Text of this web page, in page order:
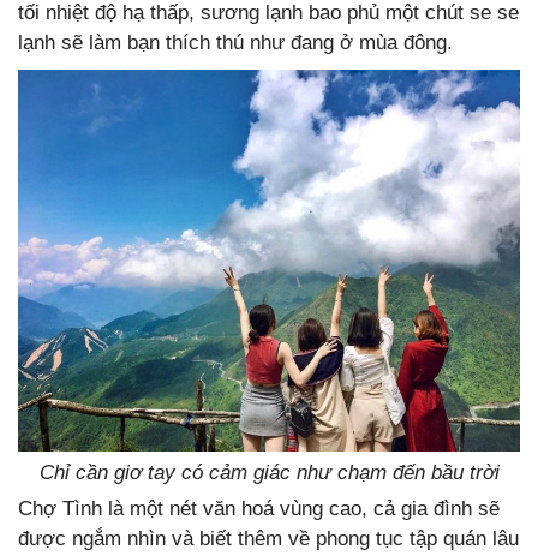
tối nhiệt độ hạ thấp, sương lạnh bao phủ một chút se se
lạnh sẽ làm bạn thích thú như đang ở mùa đông.
Chỉ cần giơ tay có cảm giác như chạm đến bầu trời
Chợ Tình là một nét văn hoá vùng cao, cả gia đình sẽ
được ngắm nhìn và biết thêm về phong tục tập quán lâu